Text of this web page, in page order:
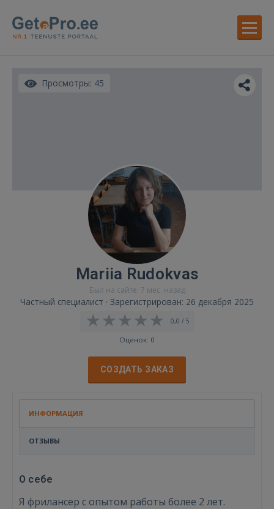
Просмотры: 45
Mariia Rudokvas
Был на сайте: 7 мес. назад
Частный специалист · Зарегистрирован: 26 декабря 2025
0,0 / 5
Оценок: 0
СОЗДАТЬ ЗАКАЗ
ИНФОРМАЦИЯ
ОТЗЫВЫ
О себе
Я фрилансер с опытом работы более 2 лет.